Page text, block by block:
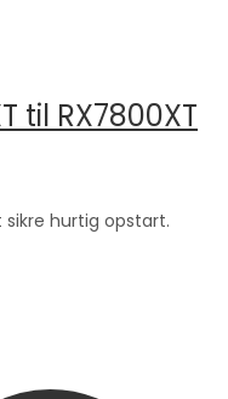
til RX7800XT
sikre hurtig opstart.